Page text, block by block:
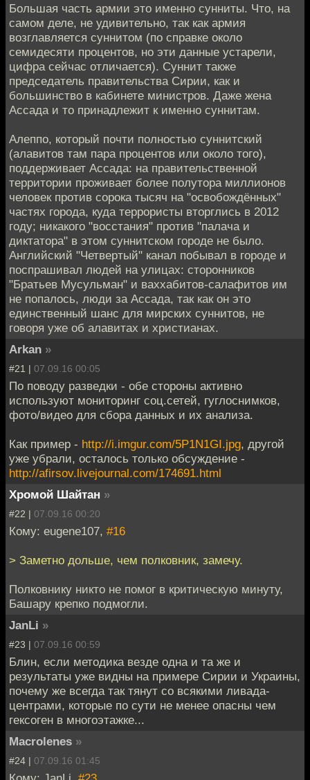
Большая часть армии это именно сунниты. Что, на
самом деле, не удивительно, так как армия
возглавляется суннитом (по справке около
семидесяти процентов, но эти данные устарели,
цифра сейчас отличается). Суннит также
председатель правительства Сирии, как и
большинство в кабинете министров. Даже жена
Ассада и то принадлежит к именно суннитам.
Алеппо, который почти полностью суннитский
(алавитов там пара процентов или около того),
поддерживает Ассада: на правительственной
территории проживает более полутора миллионов
человек против сорока тысяч на "освобождённых"
частях города, куда террористы вторглись в 2012
году; никакого "восстания" против "палача и
диктатора" в этом суннитском городе не было.
Английский "Четвертый" канал побывал в городе и
поспрашивал людей на улицах: сторонников
"Братьев Мусульман" и ваххабитов-салафитов им
не попалось, люди за Ассада, так как он это
единственный шанс для мирских суннитов, не
говоря уже об алавитах и христианах.
Arkan »
#21 | 07.09.16 00:05
По поводу разведки - обе стороны активно
используют мониторинг соц.сетей, гуглоснимков,
фото/видео для сбора данных и их анализа.
Как пример - http://i.imgur.com/5P1N1GI.jpg, другой
уже убрали, осталось только обсуждение -
http://afirsov.livejournal.com/174691.html
Хромой Шайтан »
#22 | 07.09.16 00:20
Кому: eugene107, #16
> Заметно дольше, чем полковник, замечу.
Полковнику никто не помог в критическую минуту,
Башару крепко подмогли.
JanLi »
#23 | 07.09.16 00:59
Блин, если методика везде одна и та же и
результаты уже видны на примере Сирии и Украины,
почему же всегда так тянут со всякими ливада-
центрами, которые по сути не менее опасны чем
гексоген в многоэтажке...
Macrolenes »
#24 | 07.09.16 01:45